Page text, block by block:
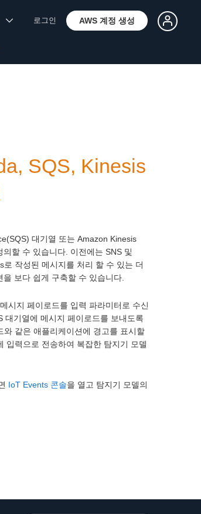
로그인 AWS 계정 생성
SQS, Kinesis
대기열 또는 Amazon Kinesis
할 수 있습니다. 이전에는 SNS 및
작성된 메시지를 처리 할 수 있는 더
보다 쉽게 구축할 수 있습니다.
시지 페이로드를 입력 파라미터로 수신
대기열에 메시지 페이로드를 보내도록
같은 애플리케이션에 경고를 표시할
입력으로 전송하여 복잡한 탐지기 모델
IoT Events 콘솔을 열고 탐지기 모델의